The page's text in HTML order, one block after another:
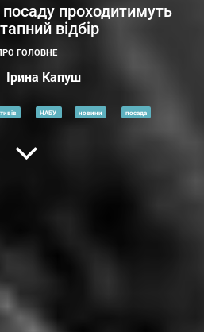
проходитимуть
відбір
ГОЛОВНЕ
Ірина Капуш
НАБУ новини посада